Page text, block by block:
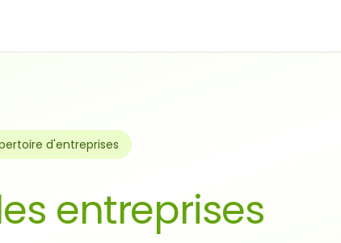
d'entreprises
entreprises